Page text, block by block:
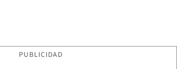
PUBLICIDAD